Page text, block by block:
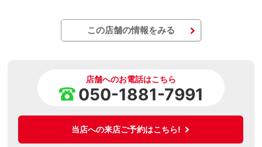
この店舗の情報をみる
店舗へのお電話はこちら
050-1881-7991
当店への来店ご予約はこちら!